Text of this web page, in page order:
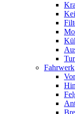
Fahrwerk